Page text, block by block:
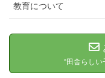
教育について
“田舎らしい